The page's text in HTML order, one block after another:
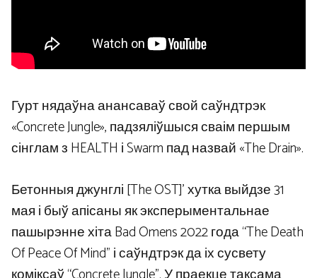
Гурт нядаўна анансаваў свой саўндтрэк
«Concrete Jungle», падзяліўшыся сваім першым
сінглам з HEALTH і Swarm пад назвай «The Drain».
Бетонныя джунглі [The OST]' хутка выйдзе 31
мая і быў апісаны як эксперыментальнае
пашырэнне хіта Bad Omens 2022 года “The Death
Of Peace Of Mind” і саўндтрэк да іх сусвету